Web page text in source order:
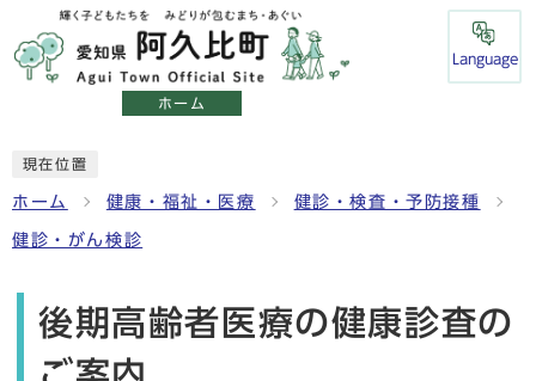
ホーム
Language
現在位置
ホーム 健康・福祉・医療 健診・検査・予防接種
健診・がん検診
後期高齢者医療の健康診査の
ご案内